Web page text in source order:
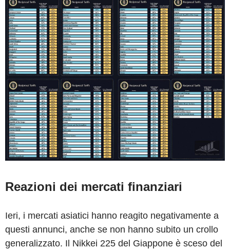
Reazioni dei mercati finanziari
Ieri, i mercati asiatici hanno reagito negativamente a
questi annunci, anche se non hanno subito un crollo
generalizzato. Il Nikkei 225 del Giappone è sceso del